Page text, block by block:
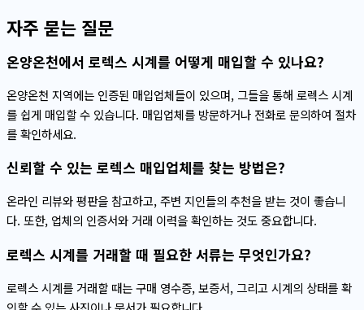
자주 묻는 질문
온양온천에서 로렉스 시계를 어떻게 매입할 수 있나요?
온양온천 지역에는 인증된 매입업체들이 있으며, 그들을 통해 로렉스 시계
를 쉽게 매입할 수 있습니다. 매입업체를 방문하거나 전화로 문의하여 절차
를 확인하세요.
신뢰할 수 있는 로렉스 매입업체를 찾는 방법은?
온라인 리뷰와 평판을 참고하고, 주변 지인들의 추천을 받는 것이 좋습니
다. 또한, 업체의 인증서와 거래 이력을 확인하는 것도 중요합니다.
로렉스 시계를 거래할 때 필요한 서류는 무엇인가요?
로렉스 시계를 거래할 때는 구매 영수증, 보증서, 그리고 시계의 상태를 확